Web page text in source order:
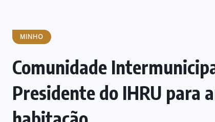
MINHO
Comunidade
Presidente do IHRU para